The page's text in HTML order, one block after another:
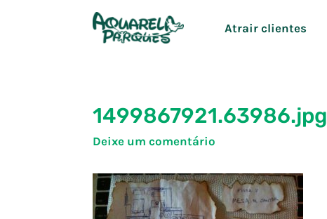
Atrair clientes
1499867921.63986.jpg
Deixe um comentário